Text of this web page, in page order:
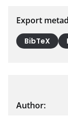
Export
BibTeX
Author: